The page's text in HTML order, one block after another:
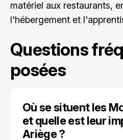
matériel aux restaurants,
l'hébergement et
Questions
posées
Où se situent les
et quelle est leur
Ariège ?